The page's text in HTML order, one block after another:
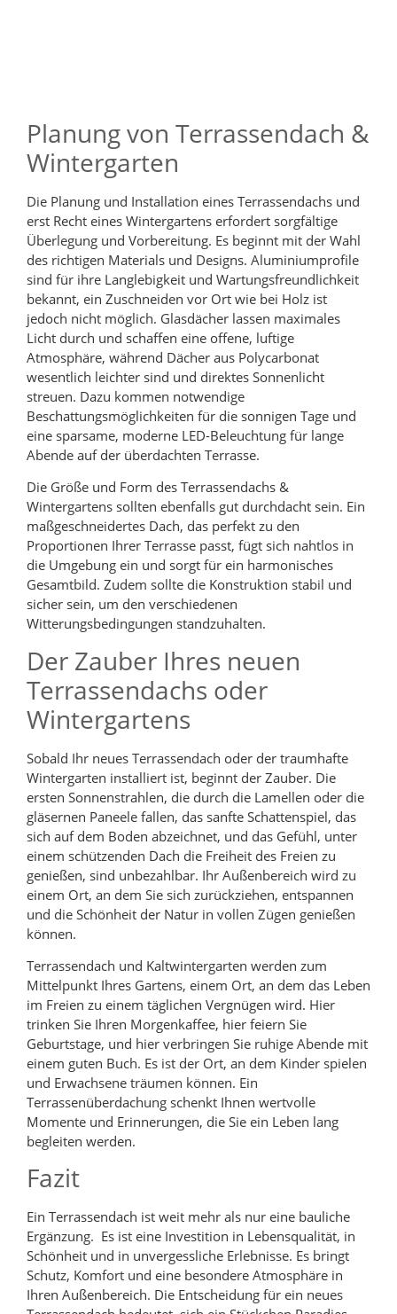
Planung von Terrassendach &
Wintergarten
Die Planung und Installation eines Terrassendachs und
erst Recht eines Wintergartens erfordert sorgfältige
Überlegung und Vorbereitung. Es beginnt mit der Wahl
des richtigen Materials und Designs. Aluminiumprofile
sind für ihre Langlebigkeit und Wartungsfreundlichkeit
bekannt, ein Zuschneiden vor Ort wie bei Holz ist
jedoch nicht möglich. Glasdächer lassen maximales
Licht durch und schaffen eine offene, luftige
Atmosphäre, während Dächer aus Polycarbonat
wesentlich leichter sind und direktes Sonnenlicht
streuen. Dazu kommen notwendige
Beschattungsmöglichkeiten für die sonnigen Tage und
eine sparsame, moderne LED-Beleuchtung für lange
Abende auf der überdachten Terrasse.
Die Größe und Form des Terrassendachs &
Wintergartens sollten ebenfalls gut durchdacht sein. Ein
maßgeschneidertes Dach, das perfekt zu den
Proportionen Ihrer Terrasse passt, fügt sich nahtlos in
die Umgebung ein und sorgt für ein harmonisches
Gesamtbild. Zudem sollte die Konstruktion stabil und
sicher sein, um den verschiedenen
Witterungsbedingungen standzuhalten.
Der Zauber Ihres neuen
Terrassendachs oder
Wintergartens
Sobald Ihr neues Terrassendach oder der traumhafte
Wintergarten installiert ist, beginnt der Zauber. Die
ersten Sonnenstrahlen, die durch die Lamellen oder die
gläsernen Paneele fallen, das sanfte Schattenspiel, das
sich auf dem Boden abzeichnet, und das Gefühl, unter
einem schützenden Dach die Freiheit des Freien zu
genießen, sind unbezahlbar. Ihr Außenbereich wird zu
einem Ort, an dem Sie sich zurückziehen, entspannen
und die Schönheit der Natur in vollen Zügen genießen
können.
Terrassendach und Kaltwintergarten werden zum
Mittelpunkt Ihres Gartens, einem Ort, an dem das Leben
im Freien zu einem täglichen Vergnügen wird. Hier
trinken Sie Ihren Morgenkaffee, hier feiern Sie
Geburtstage, und hier verbringen Sie ruhige Abende mit
einem guten Buch. Es ist der Ort, an dem Kinder spielen
und Erwachsene träumen können. Ein
Terrassenüberdachung schenkt Ihnen wertvolle
Momente und Erinnerungen, die Sie ein Leben lang
begleiten werden.
Fazit
Ein Terrassendach ist weit mehr als nur eine bauliche
Ergänzung. Es ist eine Investition in Lebensqualität, in
Schönheit und in unvergessliche Erlebnisse. Es bringt
Schutz, Komfort und eine besondere Atmosphäre in
Ihren Außenbereich. Die Entscheidung für ein neues